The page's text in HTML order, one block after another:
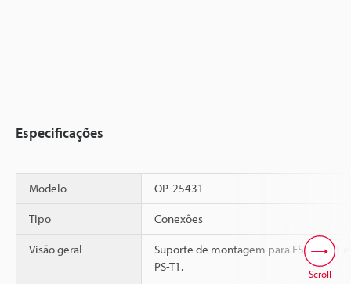
Especificações
Modelo OP-25431
Tipo Conexões
Visão geral
Suporte de montagem para FSｰT1/M1 e
PS-T1.
Scroll